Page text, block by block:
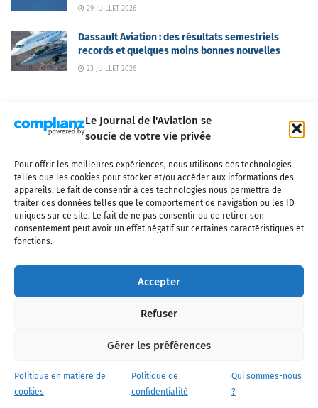
Le Journal de l'Aviation se
soucie de votre vie privée
Pour offrir les meilleures expériences, nous utilisons des technologies
telles que les cookies pour stocker et/ou accéder aux informations des
appareils. Le fait de consentir à ces technologies nous permettra de
traiter des données telles que le comportement de navigation ou les ID
uniques sur ce site. Le fait de ne pas consentir ou de retirer son
consentement peut avoir un effet négatif sur certaines caractéristiques et
fonctions.
Accepter
Refuser
Gérer les préférences
Politique en matière de
cookies
Politique de
confidentialité
Qui sommes-nous
?
29 JUILLET 2026
Dassault Aviation : des résultats semestriels
records et quelques moins bonnes nouvelles
23 JUILLET 2026
Qui sommes-nous ? Nous contacter
Partenaires
Mentions légales
CGV Politique de confidentialité Cookies
l'industrie aéronautique, l'aviation commerciale, l'aviation d'affaires, les
civils, l'aéronautique de défense et l'industrie spatiale. Toute reproduction,
interdite sans autorisation écrite spécifique du Journal de l’Aviation.